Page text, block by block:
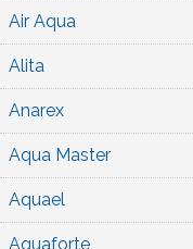
Air Aqua
Alita
Anarex
Aqua Master
Aquael
Aquaforte